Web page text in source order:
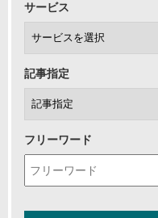
サービス
記事指定
フリーワード